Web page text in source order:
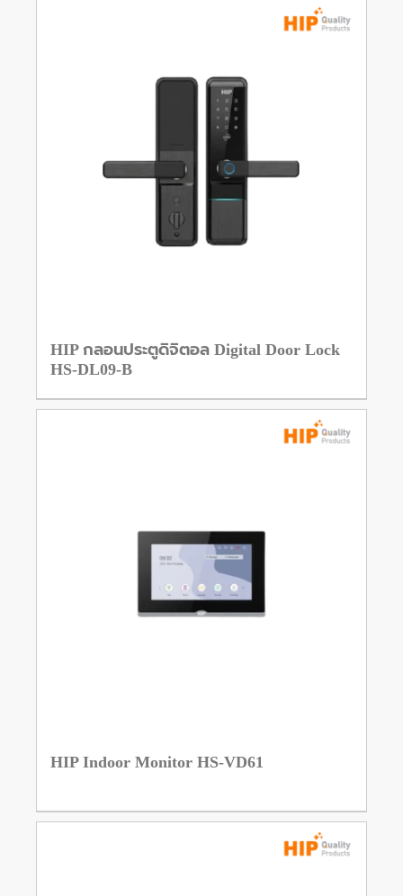
HIP กลอนประตูดิจิตอล Digital Door Lock
HS-DL09-B
HIP Indoor Monitor HS-VD61